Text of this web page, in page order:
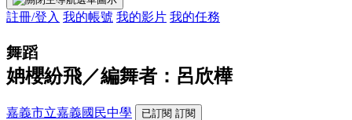
註冊/登入 我的帳號 我的影片 我的任務
舞蹈
姌櫻紛飛／編舞者：呂欣樺
嘉義市立嘉義國民中學 已訂閱 訂閱